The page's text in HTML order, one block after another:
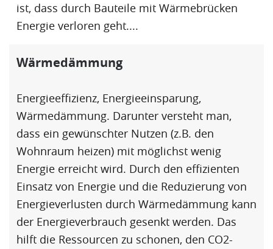
ist, dass durch Bauteile mit Wärmebrücken
Energie verloren geht....
Wärmedämmung
Energieeffizienz, Energieeinsparung,
Wärmedämmung. Darunter versteht man,
dass ein gewünschter Nutzen (z.B. den
Wohnraum heizen) mit möglichst wenig
Energie erreicht wird. Durch den effizienten
Einsatz von Energie und die Reduzierung von
Energieverlusten durch Wärmedämmung kann
der Energieverbrauch gesenkt werden. Das
hilft die Ressourcen zu schonen, den CO2-